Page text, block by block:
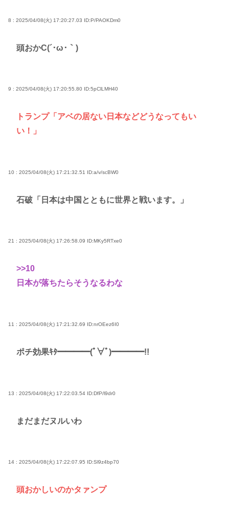
8 : 2025/04/08(火) 17:20:27.03 ID:P/PAOKDm0
頭おかC(´･ω･｀)
9 : 2025/04/08(火) 17:20:55.80 ID:5pClLMH40
トランプ「アベの居ない日本などどうなってもい
い！」
10 : 2025/04/08(火) 17:21:32.51 ID:a/v/scBW0
石破「日本は中国とともに世界と戦います。」
21 : 2025/04/08(火) 17:26:58.09 ID:MKy5RTxe0
>>10
日本が落ちたらそうなるわな
11 : 2025/04/08(火) 17:21:32.69 ID:nrOEez6I0
ポチ効果ｷﾀ━━━━(ﾟ∀ﾟ)━━━━!!
13 : 2025/04/08(火) 17:22:03.54 ID:DfP/l9dr0
まだまだヌルいわ
14 : 2025/04/08(火) 17:22:07.95 ID:Sl9z4bp70
頭おかしいのかタァンプ